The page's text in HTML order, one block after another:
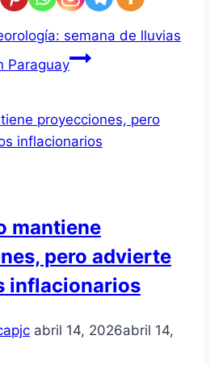
semana de lluvias
Paraguay
mantiene
pero advierte
inflacionarios
abril 14, 2026abril 14,